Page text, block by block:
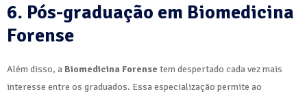
6. Pós-graduação em Biomedicina
Forense
Além disso, a Biomedicina Forense tem despertado cada vez mais
interesse entre os graduados. Essa especialização permite ao